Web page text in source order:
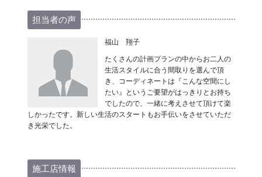
担当者の声
福山 翔子
たくさんの計画プランの中からお二人の
生活スタイルに合う間取りを選んで頂
き、コーディネートは『こんな空間にし
たい』というご要望がはっきりとお持ち
でしたので、一緒に考えさせて頂けて楽
しかったです。新しい生活のスタートもお手伝いをさせていただ
き光栄でした。
施工店情報